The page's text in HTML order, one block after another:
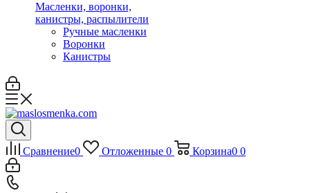
Масленки, воронки,
канистры, распылители
Ручные масленки
Воронки
Канистры
Сравнение0 Отложенные 0 Корзина0 0